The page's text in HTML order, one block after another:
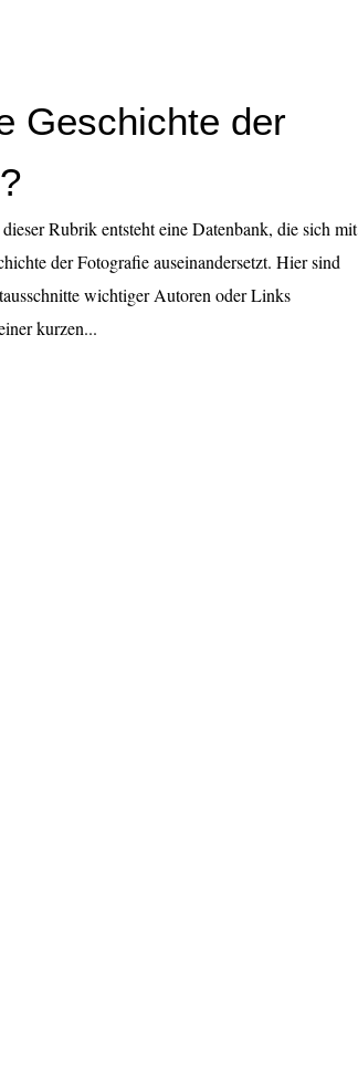
Geschichte der
Rubrik entsteht eine Datenbank, die sich mit
der Fotografie auseinandersetzt. Hier sind
wichtiger Autoren oder Links
kurzen...